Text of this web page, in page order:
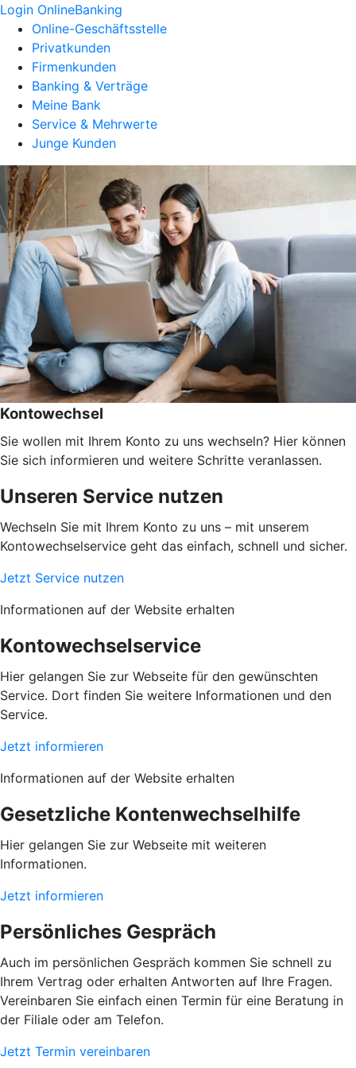
Login OnlineBanking
Online-Geschäftsstelle
Privatkunden
Firmenkunden
Banking & Verträge
Meine Bank
Service & Mehrwerte
Junge Kunden
Kontowechsel
Sie wollen mit Ihrem Konto zu uns wechseln? Hier können
Sie sich informieren und weitere Schritte veranlassen.
Unseren Service nutzen
Wechseln Sie mit Ihrem Konto zu uns – mit unserem
Kontowechselservice geht das einfach, schnell und sicher.
Jetzt Service nutzen
Informationen auf der Website erhalten
Kontowechselservice
Hier gelangen Sie zur Webseite für den gewünschten
Service. Dort finden Sie weitere Informationen und den
Service.
Jetzt informieren
Informationen auf der Website erhalten
Gesetzliche Kontenwechselhilfe
Hier gelangen Sie zur Webseite mit weiteren
Informationen.
Jetzt informieren
Persönliches Gespräch
Auch im persönlichen Gespräch kommen Sie schnell zu
Ihrem Vertrag oder erhalten Antworten auf Ihre Fragen.
Vereinbaren Sie einfach einen Termin für eine Beratung in
der Filiale oder am Telefon.
Jetzt Termin vereinbaren